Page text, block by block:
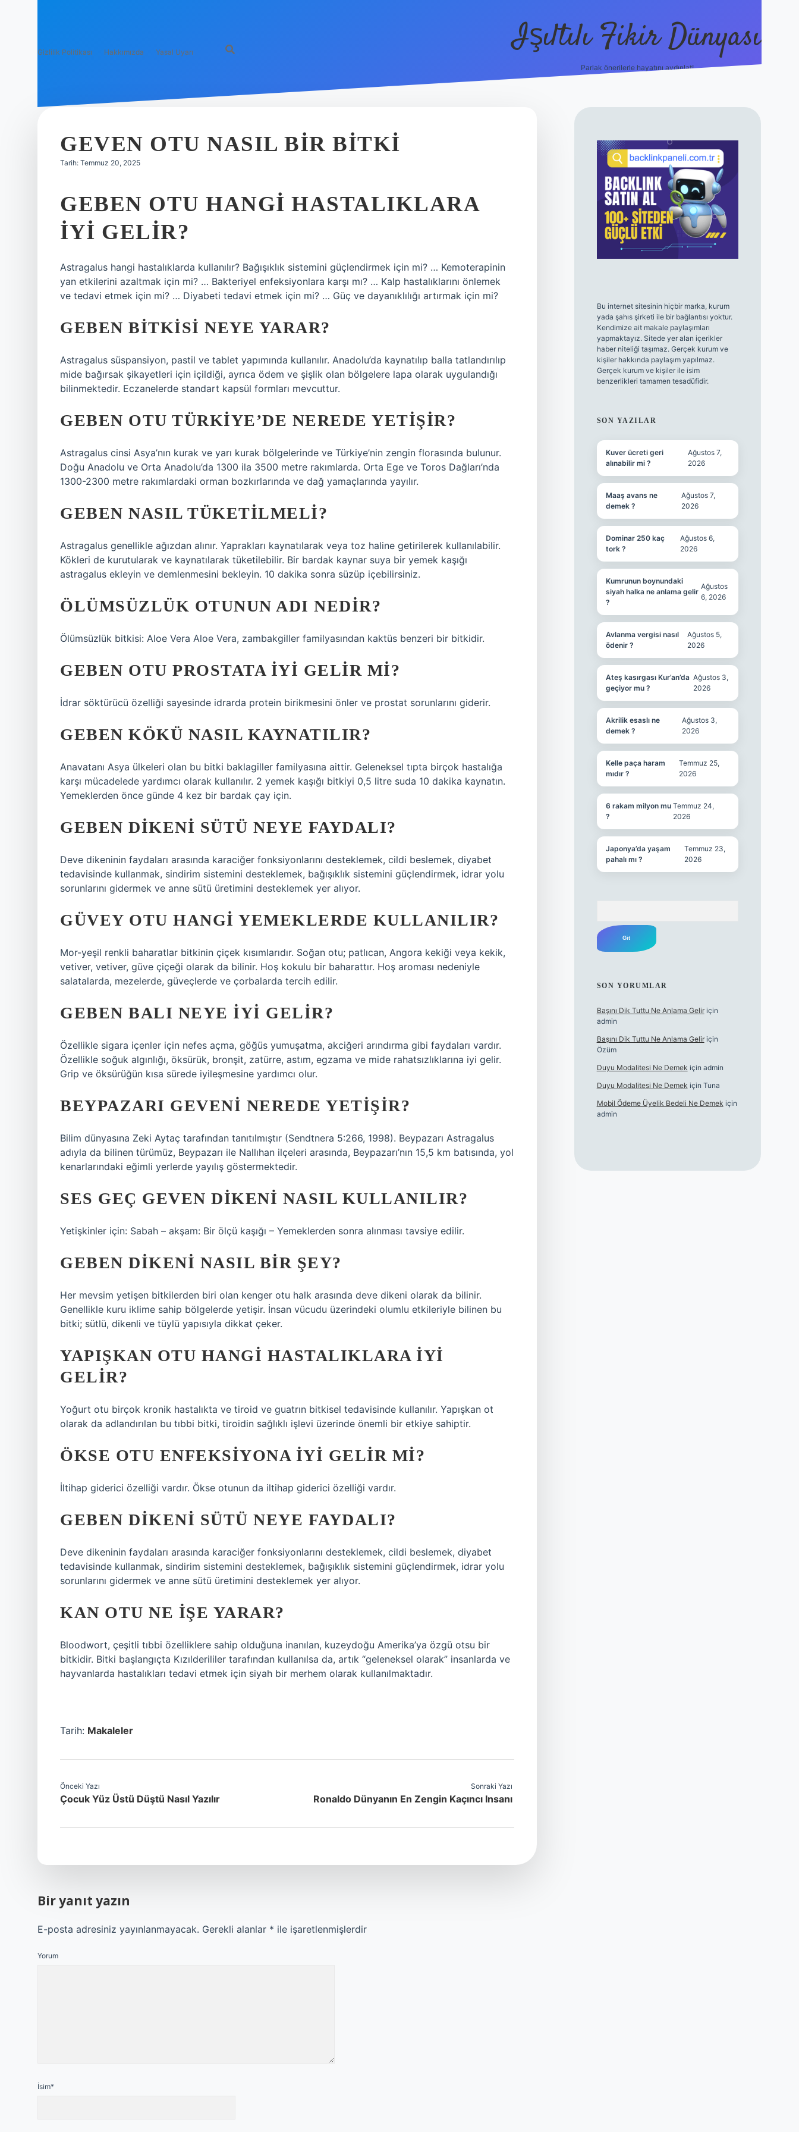
Gizlilik Politikası Hakkımızda Yasal Uyarı Işıltılı Fikir Dünyası
Parlak önerilerle hayatını aydınlat!
GEVEN OTU NASIL BIR BITKI
Tarih: Temmuz 20, 2025
GEBEN OTU HANGI HASTALIKLARA
IYI GELIR?
Astragalus hangi hastalıklarda kullanılır? Bağışıklık sistemini güçlendirmek için mi? … Kemoterapinin
yan etkilerini azaltmak için mi? … Bakteriyel enfeksiyonlara karşı mı? … Kalp hastalıklarını önlemek
ve tedavi etmek için mi? … Diyabeti tedavi etmek için mi? … Güç ve dayanıklılığı artırmak için mi?
GEBEN BITKISI NEYE YARAR?
Astragalus süspansiyon, pastil ve tablet yapımında kullanılır. Anadolu’da kaynatılıp balla tatlandırılıp
mide bağırsak şikayetleri için içildiği, ayrıca ödem ve şişlik olan bölgelere lapa olarak uygulandığı
bilinmektedir. Eczanelerde standart kapsül formları mevcuttur.
GEBEN OTU TÜRKIYE’DE NEREDE YETIŞIR?
Astragalus cinsi Asya’nın kurak ve yarı kurak bölgelerinde ve Türkiye’nin zengin florasında bulunur.
Doğu Anadolu ve Orta Anadolu’da 1300 ila 3500 metre rakımlarda. Orta Ege ve Toros Dağları’nda
1300-2300 metre rakımlardaki orman bozkırlarında ve dağ yamaçlarında yayılır.
GEBEN NASIL TÜKETILMELI?
Astragalus genellikle ağızdan alınır. Yaprakları kaynatılarak veya toz haline getirilerek kullanılabilir.
Kökleri de kurutularak ve kaynatılarak tüketilebilir. Bir bardak kaynar suya bir yemek kaşığı
astragalus ekleyin ve demlenmesini bekleyin. 10 dakika sonra süzüp içebilirsiniz.
ÖLÜMSÜZLÜK OTUNUN ADI NEDIR?
Ölümsüzlük bitkisi: Aloe Vera Aloe Vera, zambakgiller familyasından kaktüs benzeri bir bitkidir.
GEBEN OTU PROSTATA IYI GELIR MI?
İdrar söktürücü özelliği sayesinde idrarda protein birikmesini önler ve prostat sorunlarını giderir.
GEBEN KÖKÜ NASIL KAYNATILIR?
Anavatanı Asya ülkeleri olan bu bitki baklagiller familyasına aittir. Geleneksel tıpta birçok hastalığa
karşı mücadelede yardımcı olarak kullanılır. 2 yemek kaşığı bitkiyi 0,5 litre suda 10 dakika kaynatın.
Yemeklerden önce günde 4 kez bir bardak çay için.
GEBEN DIKENI SÜTÜ NEYE FAYDALI?
Deve dikeninin faydaları arasında karaciğer fonksiyonlarını desteklemek, cildi beslemek, diyabet
tedavisinde kullanmak, sindirim sistemini desteklemek, bağışıklık sistemini güçlendirmek, idrar yolu
sorunlarını gidermek ve anne sütü üretimini desteklemek yer alıyor.
GÜVEY OTU HANGI YEMEKLERDE KULLANILIR?
Mor-yeşil renkli baharatlar bitkinin çiçek kısımlarıdır. Soğan otu; patlıcan, Angora kekiği veya kekik,
vetiver, vetiver, güve çiçeği olarak da bilinir. Hoş kokulu bir baharattır. Hoş aroması nedeniyle
salatalarda, mezelerde, güveçlerde ve çorbalarda tercih edilir.
GEBEN BALI NEYE IYI GELIR?
Özellikle sigara içenler için nefes açma, göğüs yumuşatma, akciğeri arındırma gibi faydaları vardır.
Özellikle soğuk algınlığı, öksürük, bronşit, zatürre, astım, egzama ve mide rahatsızlıklarına iyi gelir.
Grip ve öksürüğün kısa sürede iyileşmesine yardımcı olur.
BEYPAZARI GEVENI NEREDE YETIŞIR?
Bilim dünyasına Zeki Aytaç tarafından tanıtılmıştır (Sendtnera 5:266, 1998). Beypazarı Astragalus
adıyla da bilinen türümüz, Beypazarı ile Nallıhan ilçeleri arasında, Beypazarı’nın 15,5 km batısında, yol
kenarlarındaki eğimli yerlerde yayılış göstermektedir.
SES GEÇ GEVEN DIKENI NASIL KULLANILIR?
Yetişkinler için: Sabah – akşam: Bir ölçü kaşığı – Yemeklerden sonra alınması tavsiye edilir.
GEBEN DIKENI NASIL BIR ŞEY?
Her mevsim yetişen bitkilerden biri olan kenger otu halk arasında deve dikeni olarak da bilinir.
Genellikle kuru iklime sahip bölgelerde yetişir. İnsan vücudu üzerindeki olumlu etkileriyle bilinen bu
bitki; sütlü, dikenli ve tüylü yapısıyla dikkat çeker.
YAPIŞKAN OTU HANGI HASTALIKLARA IYI
GELIR?
Yoğurt otu birçok kronik hastalıkta ve tiroid ve guatrın bitkisel tedavisinde kullanılır. Yapışkan ot
olarak da adlandırılan bu tıbbi bitki, tiroidin sağlıklı işlevi üzerinde önemli bir etkiye sahiptir.
ÖKSE OTU ENFEKSIYONA IYI GELIR MI?
İltihap giderici özelliği vardır. Ökse otunun da iltihap giderici özelliği vardır.
GEBEN DIKENI SÜTÜ NEYE FAYDALI?
Deve dikeninin faydaları arasında karaciğer fonksiyonlarını desteklemek, cildi beslemek, diyabet
tedavisinde kullanmak, sindirim sistemini desteklemek, bağışıklık sistemini güçlendirmek, idrar yolu
sorunlarını gidermek ve anne sütü üretimini desteklemek yer alıyor.
KAN OTU NE IŞE YARAR?
Bloodwort, çeşitli tıbbi özelliklere sahip olduğuna inanılan, kuzeydoğu Amerika’ya özgü otsu bir
bitkidir. Bitki başlangıçta Kızılderililer tarafından kullanılsa da, artık “geleneksel olarak” insanlarda ve
hayvanlarda hastalıkları tedavi etmek için siyah bir merhem olarak kullanılmaktadır.
Tarih: Makaleler
Önceki Yazı
Çocuk Yüz Üstü Düştü Nasıl Yazılır
Sonraki Yazı
Ronaldo Dünyanın En Zengin Kaçıncı Insanı
Bir yanıt yazın
E-posta adresiniz yayınlanmayacak. Gerekli alanlar * ile işaretlenmişlerdir
Yorum
İsim*
SIDEBAR
Bu internet sitesinin hiçbir marka, kurum
yada şahıs şirketi ile bir bağlantısı yoktur.
Kendimize ait makale paylaşımları
yapmaktayız. Sitede yer alan içerikler
haber niteliği taşımaz. Gerçek kurum ve
kişiler hakkında paylaşım yapılmaz.
Gerçek kurum ve kişiler ile isim
benzerlikleri tamamen tesadüfidir.
SON YAZILAR
Kuver ücreti geri
alınabilir mi ?
Ağustos 7,
2026
Maaş avans ne
demek ?
Ağustos 7,
2026
Dominar 250 kaç
tork ?
Ağustos 6,
2026
Kumrunun boynundaki
siyah halka ne anlama gelir
?
Ağustos
6, 2026
Avlanma vergisi nasıl
ödenir ?
Ağustos 5,
2026
Ateş kasırgası Kur’an’da
geçiyor mu ?
Ağustos 3,
2026
Akrilik esaslı ne
demek ?
Ağustos 3,
2026
Kelle paça haram
mıdır ?
Temmuz 25,
2026
6 rakam milyon mu
?
Temmuz 24,
2026
Japonya’da yaşam
pahalı mı ?
Temmuz 23,
2026
SON YORUMLAR
Başını Dik Tuttu Ne Anlama Geliriçin
admin
Başını Dik Tuttu Ne Anlama Geliriçin
Özüm
Duyu Modalitesi Ne Demek için admin
Duyu Modalitesi Ne Demek için Tuna
Mobil Ödeme Üyelik Bedeli Ne Demek için
admin
ilbet canlı maç izle